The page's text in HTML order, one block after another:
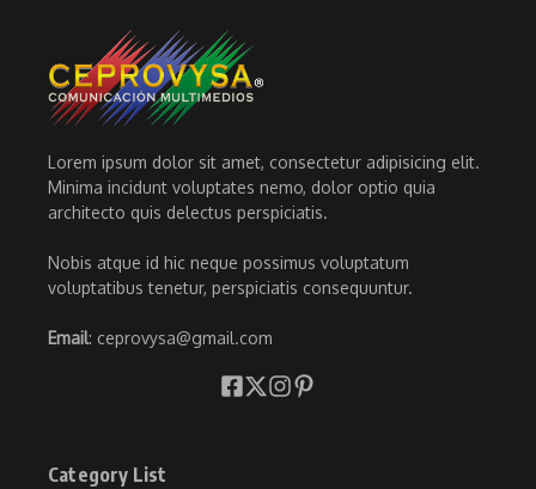
Lorem ipsum dolor sit amet, consectetur adipisicing elit.
Minima incidunt voluptates nemo, dolor optio quia
architecto quis delectus perspiciatis.
Nobis atque id hic neque possimus voluptatum
voluptatibus tenetur, perspiciatis consequuntur.
Email: ceprovysa@gmail.com
Category List